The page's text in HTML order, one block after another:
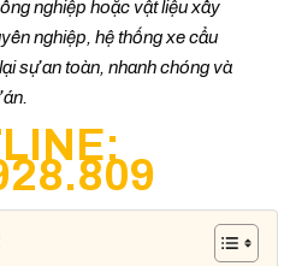
nghiệp hoặc vật liệu xây
nghiệp, hệ thống xe cẩu
sự an toàn, nhanh chóng và